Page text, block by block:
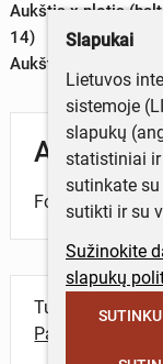
Aukštis x plotis
14)
Aukštis x plotis
Fotografijoje –
Turite daugiau
Parašykite mums!
Slapukai
Lietuvos
sistemoje
slapukų
statistiniai
sutinkate
sutikti ir su
Sužinokite
slapukų